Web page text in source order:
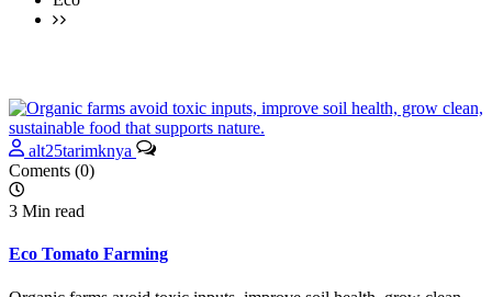
alt25tarimknya
Coments (0)
3 Min read
Eco Tomato Farming